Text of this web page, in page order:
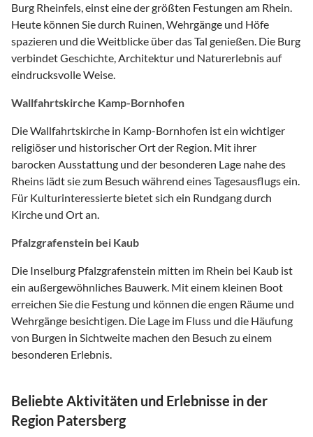
Burg Rheinfels, einst eine der größten Festungen am Rhein.
Heute können Sie durch Ruinen, Wehrgänge und Höfe
spazieren und die Weitblicke über das Tal genießen. Die Burg
verbindet Geschichte, Architektur und Naturerlebnis auf
eindrucksvolle Weise.
Wallfahrtskirche Kamp-Bornhofen
Die Wallfahrtskirche in Kamp-Bornhofen ist ein wichtiger
religiöser und historischer Ort der Region. Mit ihrer
barocken Ausstattung und der besonderen Lage nahe des
Rheins lädt sie zum Besuch während eines Tagesausflugs ein.
Für Kulturinteressierte bietet sich ein Rundgang durch
Kirche und Ort an.
Pfalzgrafenstein bei Kaub
Die Inselburg Pfalzgrafenstein mitten im Rhein bei Kaub ist
ein außergewöhnliches Bauwerk. Mit einem kleinen Boot
erreichen Sie die Festung und können die engen Räume und
Wehrgänge besichtigen. Die Lage im Fluss und die Häufung
von Burgen in Sichtweite machen den Besuch zu einem
besonderen Erlebnis.
Beliebte Aktivitäten und Erlebnisse in der
Region Patersberg